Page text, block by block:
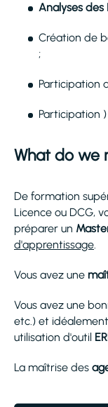
Analyses des
Création de
;
Participation
Participation
What do we
De formation
Licence ou DCG,
préparer un
d'apprentissage.
Vous avez une
Vous avez une
etc.) et
utilisation d'outil
La maîtrise des